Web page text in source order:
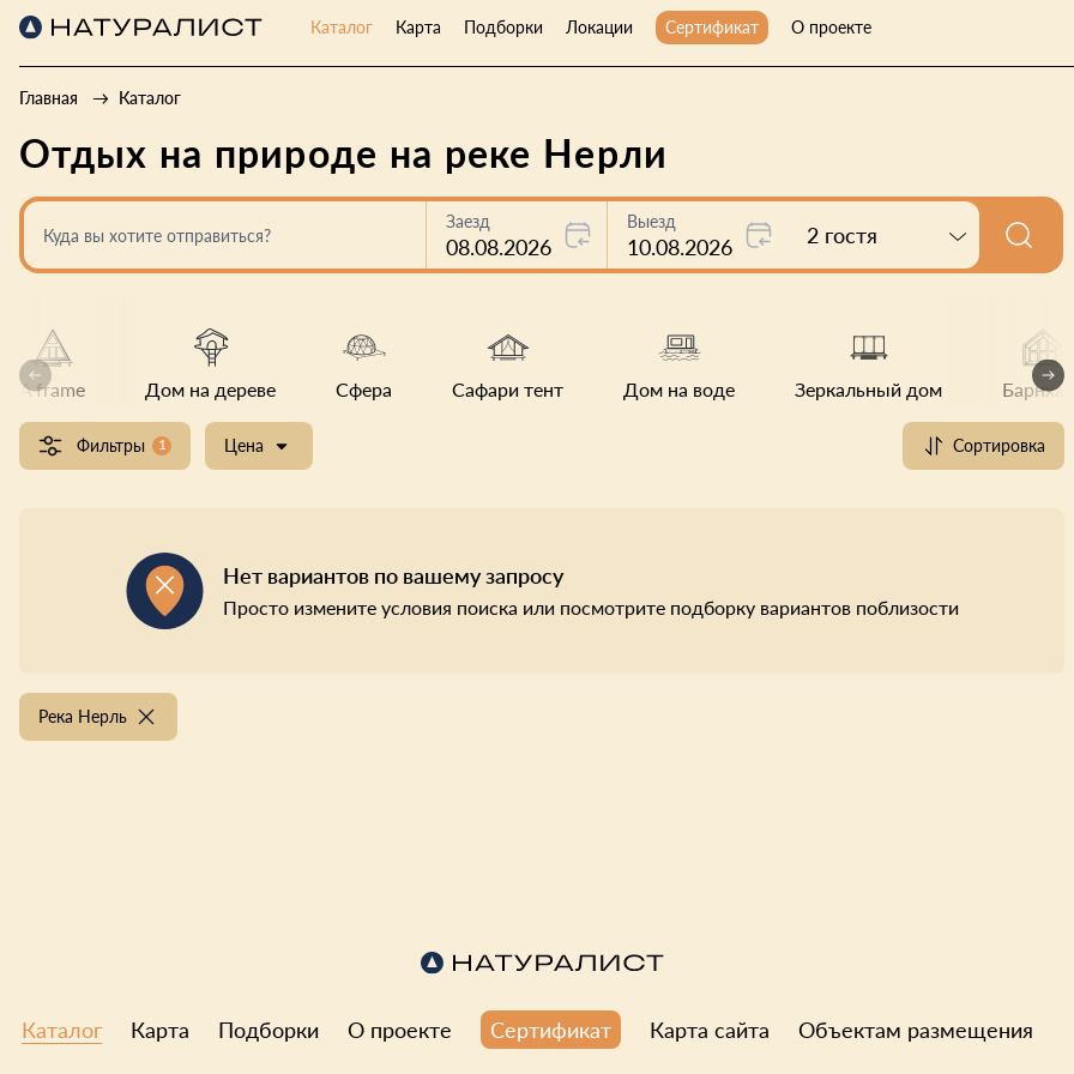
Каталог Карта Подборки Локации Сертификат О проекте
Главная Каталог
Отдых на природе на реке Нерли
Куда вы хотите отправиться?
Заезд
08.08.2026
Выезд
10.08.2026 2 гостя
A frame Дом на дереве Сфера Сафари тент Дом на воде Зеркальный дом Барнхауз
Фильтры 1 Цена Сортировка
Нет вариантов по вашему запросу
Просто измените условия поиска или посмотрите подборку вариантов поблизости
Река Нерль
Каталог Карта Подборки О проекте Сертификат Карта сайта Объектам размещения